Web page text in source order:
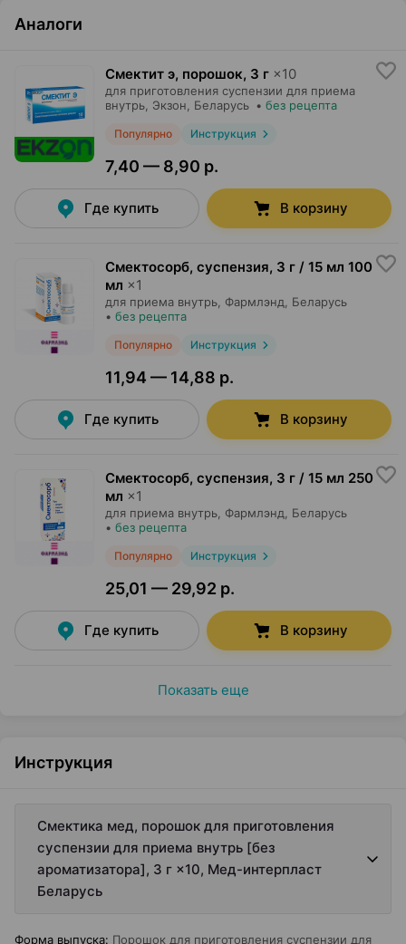
Аналоги
Смектит э, порошок, 3 г ×10
для приготовления суспензии для приема
внутрь, Экзон , Беларусь • без рецепта
Популярно Инструкция
7,40 — 8,90 р.
Где купить В корзину
Смектосорб, суспензия, 3 г / 15 мл 100
мл ×1
для приема внутрь, Фармлэнд , Беларусь
• без рецепта
Популярно Инструкция
11,94 — 14,88 р.
Где купить В корзину
Смектосорб, суспензия, 3 г / 15 мл 250
мл ×1
для приема внутрь, Фармлэнд , Беларусь
• без рецепта
Популярно Инструкция
25,01 — 29,92 р.
Где купить В корзину
Показать еще
Инструкция
Смектика мед, порошок для приготовления
суспензии для приема внутрь [без
ароматизатора], 3 г ×10, Мед-интерпласт
Беларусь
Форма выпуска: Порошок для приготовления суспензии для